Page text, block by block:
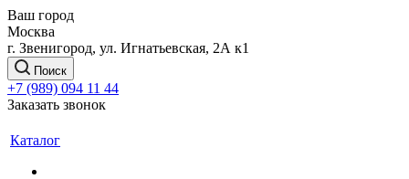
Ваш город
Москва
г. Звенигород, ул. Игнатьевская, 2А к1
Поиск
+7 (989) 094 11 44
Заказать звонок
Каталог